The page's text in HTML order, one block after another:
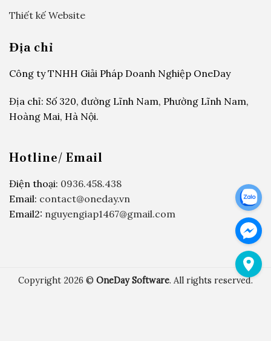
Thiết kế Website
Địa chỉ
Công ty TNHH Giải Pháp Doanh Nghiệp OneDay
Địa chỉ: Số 320, đường Lĩnh Nam, Phường Lĩnh Nam,
Hoàng Mai, Hà Nội.
Hotline/ Email
Điện thoại: 0936.458.438
Email: contact@oneday.vn
Email2: nguyengiap1467@gmail.com
Copyright 2026 © OneDay Software. All rights reserved.